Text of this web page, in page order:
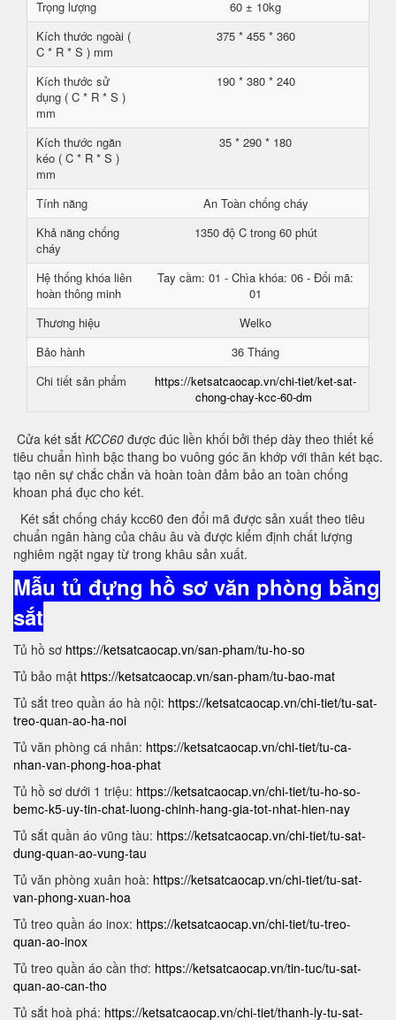
Trọng lượng
60 ± 10kg
Kích thước ngoài (
C * R * S ) mm
375 * 455 * 360
Kích thước sử
dụng ( C * R * S )
mm
190 * 380 * 240
Kích thước ngăn
kéo ( C * R * S )
mm
35 * 290 * 180
Tính năng
An Toàn chống cháy
Khả năng chống
cháy
1350 độ C trong 60 phút
Hệ thống khóa liên
hoàn thông minh
Tay cầm: 01 - Chìa khóa: 06 - Đổi mã:
01
Thương hiệu
Welko
Bảo hành
36 Tháng
Chi tiết sản phẩm
https://ketsatcaocap.vn/chi-tiet/ket-sat-
chong-chay-kcc-60-dm
Cửa két sắt KCC60 được đúc liền khối bởi thép dày theo thiết kế
tiêu chuẩn hình bậc thang bo vuông góc ăn khớp với thân két bạc.
tạo nên sự chắc chắn và hoàn toàn đảm bảo an toàn chống
khoan phá đục cho két.
Két sắt chống cháy kcc60 đen đổi mã được sản xuất theo tiêu
chuẩn ngân hàng của châu âu và được kiểm định chất lượng
nghiêm ngặt ngay từ trong khâu sản xuất.
Mẫu tủ đựng hồ sơ văn phòng bằng
sắt
Tủ hồ sơ https://ketsatcaocap.vn/san-pham/tu-ho-so
Tủ bảo mật https://ketsatcaocap.vn/san-pham/tu-bao-mat
Tủ sắt treo quần áo hà nội: https://ketsatcaocap.vn/chi-tiet/tu-sat-
treo-quan-ao-ha-noi
Tủ văn phòng cá nhân: https://ketsatcaocap.vn/chi-tiet/tu-ca-
nhan-van-phong-hoa-phat
Tủ hồ sơ dưới 1 triệu: https://ketsatcaocap.vn/chi-tiet/tu-ho-so-
bemc-k5-uy-tin-chat-luong-chinh-hang-gia-tot-nhat-hien-nay
Tủ sắt quần áo vũng tàu: https://ketsatcaocap.vn/chi-tiet/tu-sat-
dung-quan-ao-vung-tau
Tủ văn phòng xuân hoà: https://ketsatcaocap.vn/chi-tiet/tu-sat-
van-phong-xuan-hoa
Tủ treo quần áo inox: https://ketsatcaocap.vn/chi-tiet/tu-treo-
quan-ao-inox
Tủ treo quần áo cần thơ: https://ketsatcaocap.vn/tin-tuc/tu-sat-
quan-ao-can-tho
Tủ sắt hoà phá: https://ketsatcaocap.vn/chi-tiet/thanh-ly-tu-sat-